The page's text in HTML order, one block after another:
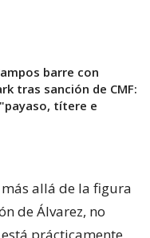
barre con
tras sanción de CMF:
títere e
allá de la figura
de Álvarez, no
prácticamente